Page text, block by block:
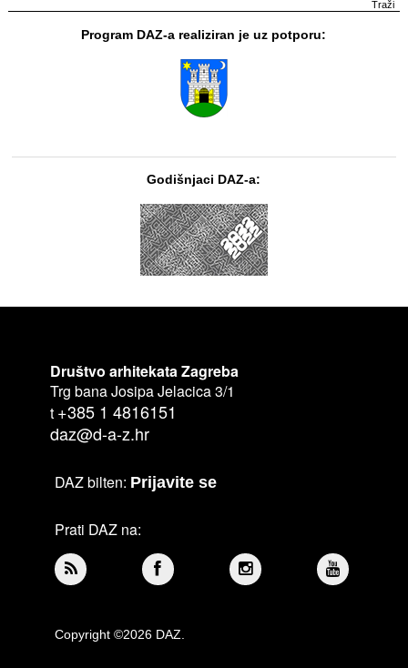
Program DAZ-a realiziran je uz potporu:
Godišnjaci DAZ-a:
Društvo arhitekata Zagreba
Trg bana Josipa Jelacica 3/1
t +385 1 4816151
daz@d-a-z.hr
DAZ bilten: Prijavite se
Prati DAZ na:
Copyright ©2026 DAZ.